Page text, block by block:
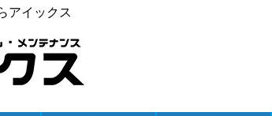
アイックス